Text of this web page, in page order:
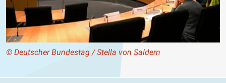
© Deutscher Bundestag / Stella von Saldern